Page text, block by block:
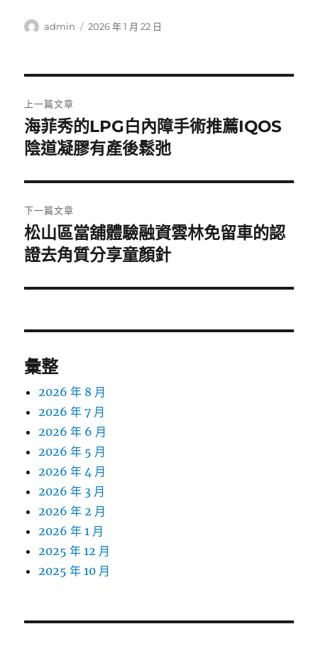
作
admin
發
2026 年 1 月 22 日
章
導
覽
上一篇文章
上
一
文
章:
海菲秀的LPG白內障手術推薦IQOS
陰道凝膠有產後鬆弛
下一篇文章
下
一
文
松山區當舖體驗融資雲林免留車的認
證去角質分享童顏針
彙整
2026 年 8 月
2026 年 7 月
2026 年 6 月
2026 年 5 月
2026 年 4 月
2026 年 3 月
2026 年 2 月
2026 年 1 月
2025 年 12 月
2025 年 10 月